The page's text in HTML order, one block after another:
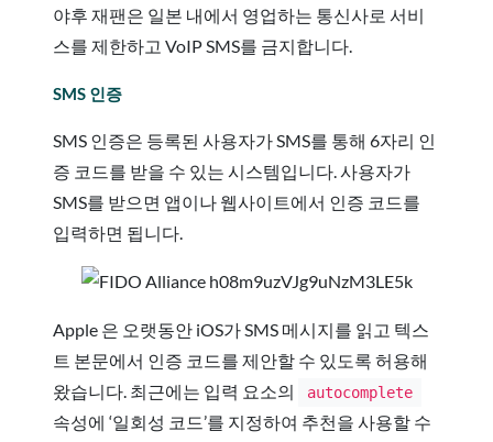
야후 재팬은 일본 내에서 영업하는 통신사로 서비
스를 제한하고 VoIP SMS를 금지합니다.
SMS 인증
SMS 인증은 등록된 사용자가 SMS를 통해 6자리 인
증 코드를 받을 수 있는 시스템입니다. 사용자가
SMS를 받으면 앱이나 웹사이트에서 인증 코드를
입력하면 됩니다.
Apple 은 오랫동안 iOS가 SMS 메시지를 읽고 텍스
트 본문에서 인증 코드를 제안할 수 있도록 허용해
왔습니다. 최근에는 입력 요소의
autocomplete
속성에 ‘일회성 코드’를 지정하여 추천을 사용할 수